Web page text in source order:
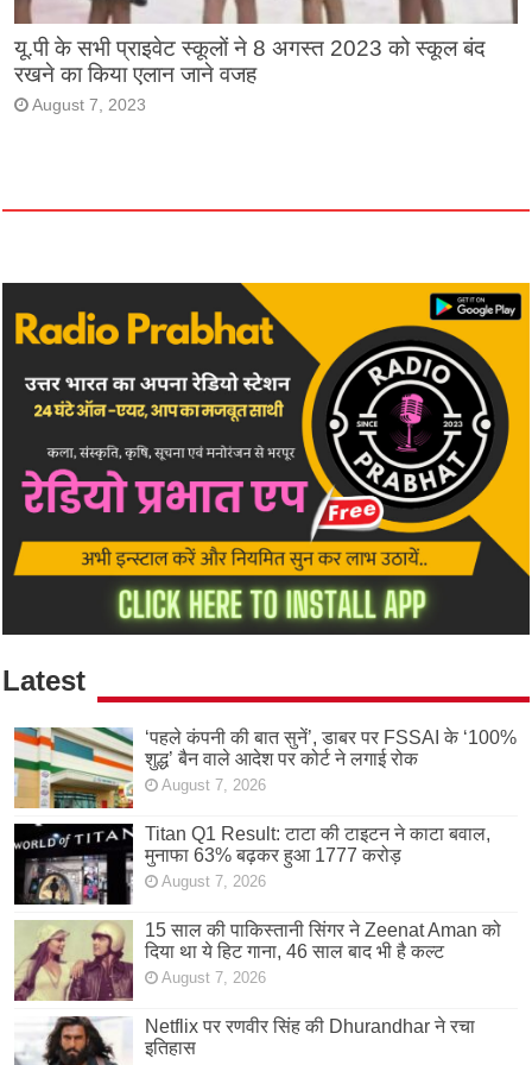
यू.पी के सभी प्राइवेट स्कूलों ने 8 अगस्त 2023 को स्कूल बंद
रखने का किया एलान जाने वजह
August 7, 2023
Latest
‘पहले कंपनी की बात सुनें’, डाबर पर FSSAI के ‘100%
शुद्ध’ बैन वाले आदेश पर कोर्ट ने लगाई रोक
August 7, 2026
Titan Q1 Result: टाटा की टाइटन ने काटा बवाल,
मुनाफा 63% बढ़कर हुआ 1777 करोड़
August 7, 2026
15 साल की पाकिस्तानी सिंगर ने Zeenat Aman को
दिया था ये हिट गाना, 46 साल बाद भी है कल्ट
August 7, 2026
Netflix पर रणवीर सिंह की Dhurandhar ने रचा
इतिहास